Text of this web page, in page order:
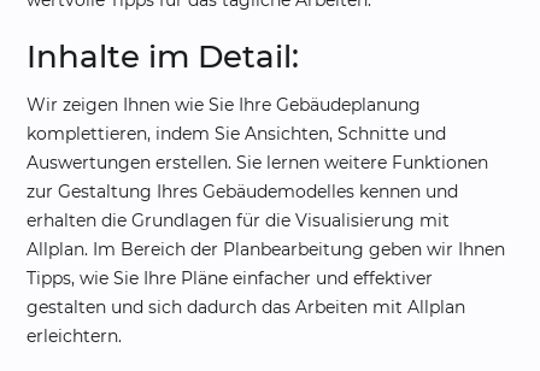
Inhalte im Detail:
Wir zeigen Ihnen wie Sie Ihre Gebäudeplanung
komplettieren, indem Sie Ansichten, Schnitte und
Auswertungen erstellen. Sie lernen weitere Funktionen
zur Gestaltung Ihres Gebäudemodelles kennen und
erhalten die Grundlagen für die Visualisierung mit
Allplan. Im Bereich der Planbearbeitung geben wir Ihnen
Tipps, wie Sie Ihre Pläne einfacher und effektiver
gestalten und sich dadurch das Arbeiten mit Allplan
erleichtern.